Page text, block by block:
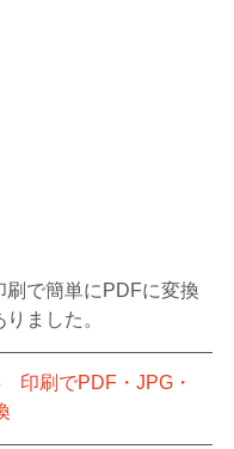
刷で簡単にPDFに変換
ました。
印刷でPDF・JPG・